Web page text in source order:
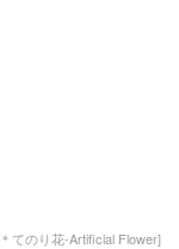
＊てのり花-Artificial Flower]